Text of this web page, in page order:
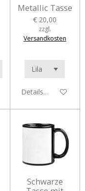
Metallic Tasse
€ 20,00
zzgl.
Versandkosten
Details anzeigen
Schwarze